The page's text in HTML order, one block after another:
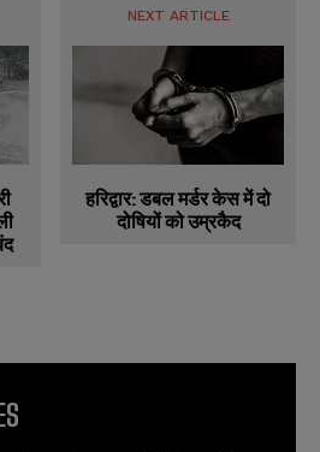
NEXT ARTICLE
हरिद्वार: डबल मर्डर केस में दो
दोषियों को उम्रकैद